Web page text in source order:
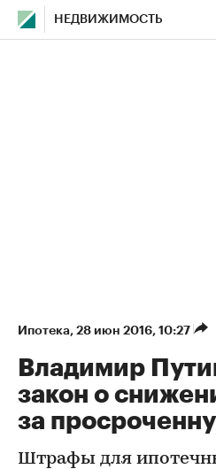
НЕДВИЖИМОСТЬ
Ипотека⁠, 28 июн 2016, 10:27
Владимир
закон о
за
Штрафы для